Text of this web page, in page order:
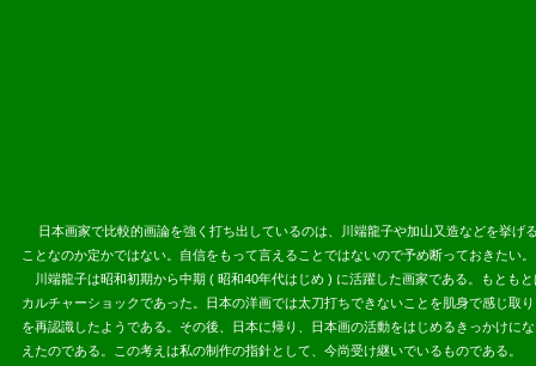
日本画家で比較的画論を強く打ち出しているのは、川端龍子や加山又造などを挙げ
ことなのか定かではない。自信をもって言えることではないので予め断っておきたい。
川端龍子は昭和初期から中期 ( 昭和40年代はじめ ) に活躍した画家である。もとも
カルチャーショックであった。日本の洋画では太刀打ちできないことを肌身で感じ
を再認識したようである。その後、日本に帰り、日本画の活動をはじめるきっかけに
えたのである。この考えは私の制作の指針として、今尚受け継いでいるものである。